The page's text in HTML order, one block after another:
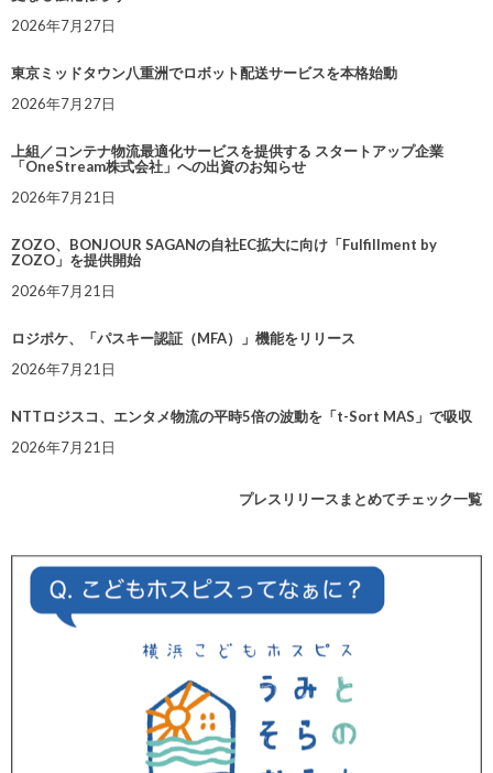
2026年7月27日
東京ミッドタウン八重洲でロボット配送サービスを本格始動
2026年7月27日
上組／コンテナ物流最適化サービスを提供する スタートアップ企業
「OneStream株式会社」への出資のお知らせ
2026年7月21日
ZOZO、BONJOUR SAGANの自社EC拡大に向け「Fulfillment by
ZOZO」を提供開始
2026年7月21日
ロジポケ、「パスキー認証（MFA）」機能をリリース
2026年7月21日
NTTロジスコ、エンタメ物流の平時5倍の波動を「t-Sort MAS」で吸収
2026年7月21日
プレスリリースまとめてチェック一覧